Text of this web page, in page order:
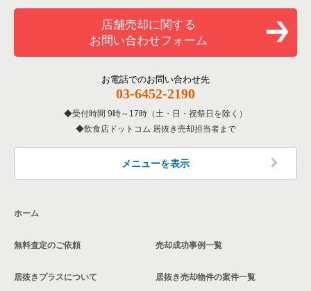
洋食の居抜き売却物件の案件一覧
その他の居抜き売却物件の案件一覧
さいたま市南区の飲食店の居抜き売却物件の案件一覧
熊谷市の飲食店の居抜き売却物件の案件一覧
蕨市の飲食店の居抜き売却物件の案件一覧
所沢市の飲食店の居抜き売却物件の案件一覧
川越市の飲食店の居抜き売却物件の案件一覧
和光市の飲食店の居抜き売却物件の案件一覧
埼玉県のバーの居抜き売却物件の案件一覧
埼玉県の居酒屋・ダイニングバーの居抜き売却物件の案件一覧
埼玉県の和食の居抜き売却物件の案件一覧
埼玉県の洋食の居抜き売却物件の案件一覧
埼玉県のその他の居抜き売却物件の案件一覧
店舗売却に関する
お問い合わせフォーム
お電話でのお問い合わせ先
03-6452-2190
受付時間 9時～17時（土・日・祝祭日を除く）
飲食店ドットコム 居抜き売却担当者まで
メニューを表示
ホーム
無料査定のご依頼
居抜きプラスについて
売却成功事例一覧
居抜き売却物件の案件一覧